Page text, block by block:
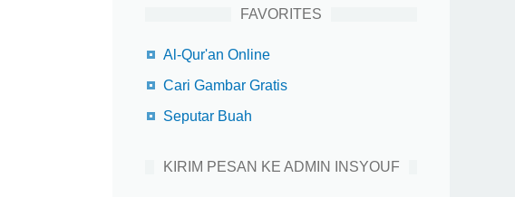
FAVORITES
Al-Qur'an Online
Cari Gambar Gratis
Seputar Buah
KIRIM PESAN KE ADMIN INSYOUF